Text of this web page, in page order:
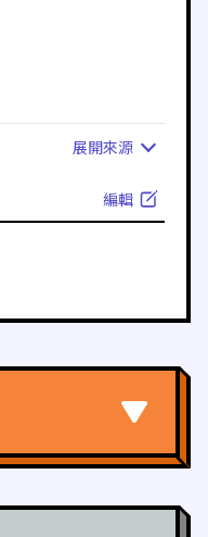
展開來源
編輯